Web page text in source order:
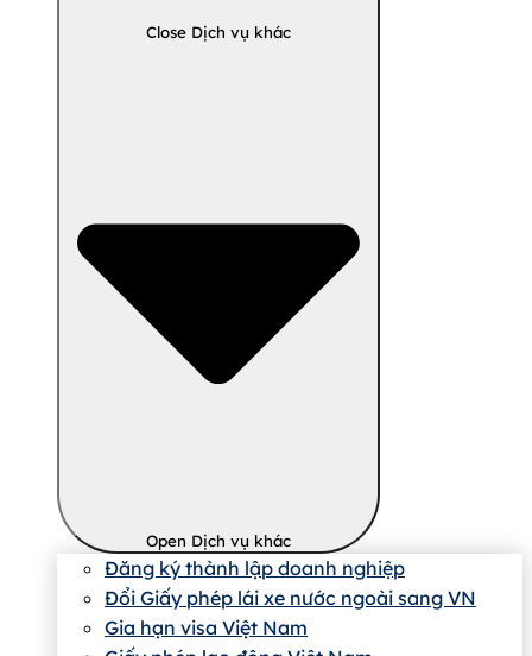
Close Dịch vụ khác
Open Dịch vụ khác
Đăng ký thành lập doanh nghiệp
Đổi Giấy phép lái xe nước ngoài sang VN
Gia hạn visa Việt Nam